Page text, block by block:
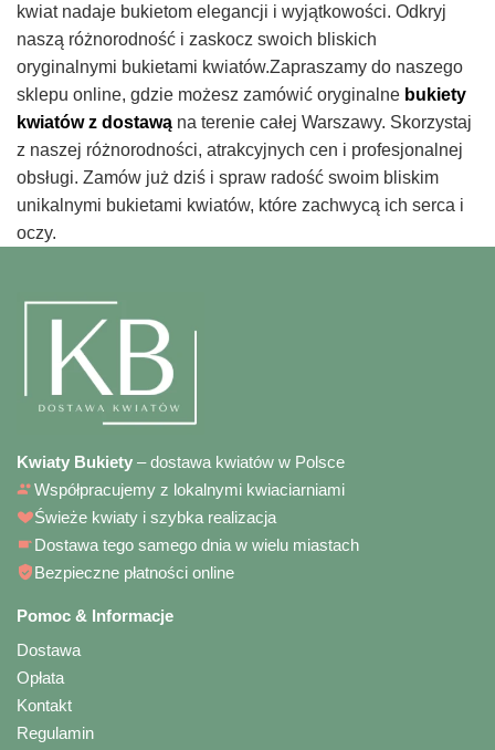
kwiat nadaje bukietom elegancji i wyjątkowości. Odkryj
naszą różnorodność i zaskocz swoich bliskich
oryginalnymi bukietami kwiatów.Zapraszamy do naszego
sklepu online, gdzie możesz zamówić oryginalne bukiety
kwiatów z dostawą na terenie całej Warszawy. Skorzystaj
z naszej różnorodności, atrakcyjnych cen i profesjonalnej
obsługi. Zamów już dziś i spraw radość swoim bliskim
unikalnymi bukietami kwiatów, które zachwycą ich serca i
oczy.
Kwiaty Bukiety – dostawa kwiatów w Polsce
Współpracujemy z lokalnymi kwiaciarniami
Świeże kwiaty i szybka realizacja
Dostawa tego samego dnia w wielu miastach
Bezpieczne płatności online
Pomoc & Informacje
Dostawa
Opłata
Kontakt
Regulamin